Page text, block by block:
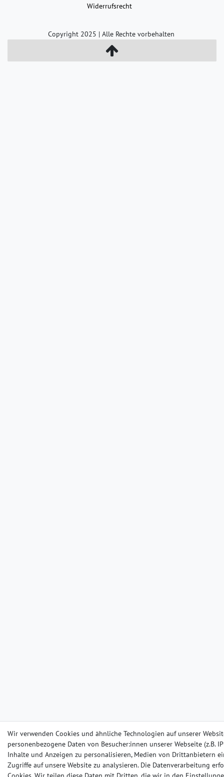
Widerrufs­recht
Copyright 2025 | Alle Rechte vorbehalten
Wir verwenden Cookies und ähnliche Technologien auf unserer
personenbezogene Daten von Besucher:innen unserer Webseite (z.B.
Inhalte und Anzeigen zu personalisieren, Medien von Drittanbietern
Zugriffe auf unsere Website zu analysieren. Die Datenverarbeitung